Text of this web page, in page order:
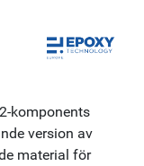
komponents
version av
material för